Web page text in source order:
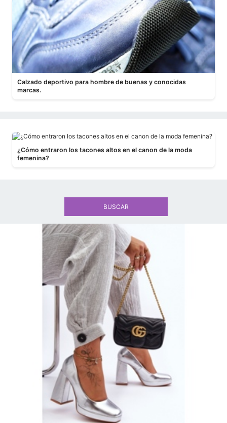
Calzado deportivo para hombre de buenas y conocidas
marcas.
¿Cómo entraron los tacones altos en el canon de la moda
femenina?
BUSCAR